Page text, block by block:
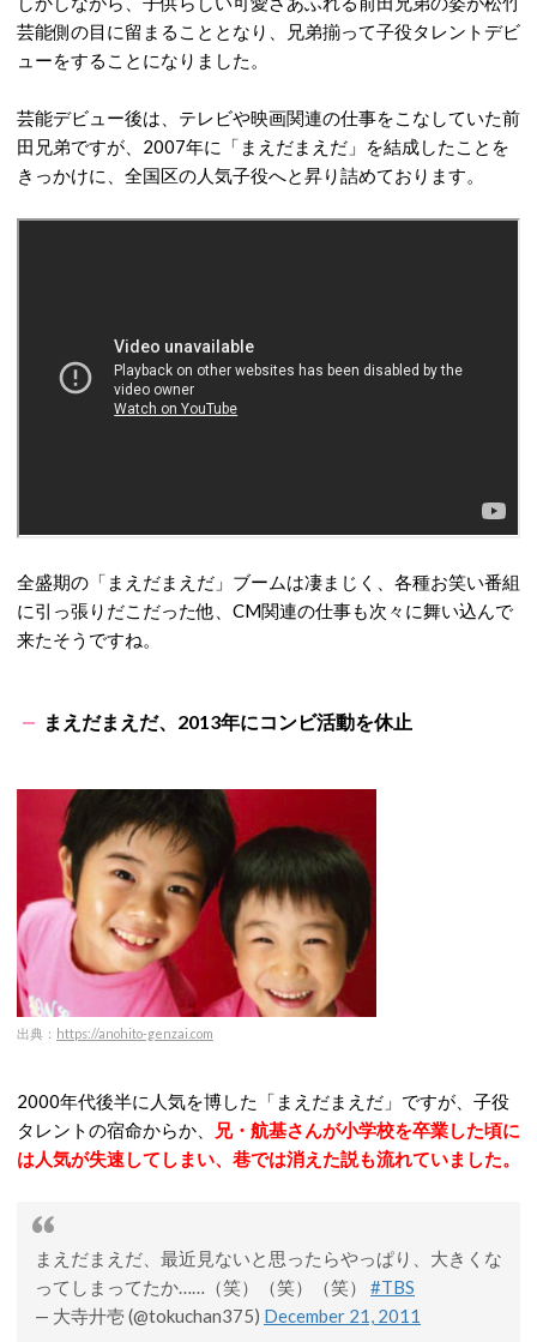
芸能側の目に留まることとなり、兄弟揃って子役タレントデビ
ューをすることになりました。
芸能デビュー後は、テレビや映画関連の仕事をこなしていた前
田兄弟ですが、2007年に「まえだまえだ」を結成したことを
きっかけに、全国区の人気子役へと昇り詰めております。
全盛期の「まえだまえだ」ブームは凄まじく、各種お笑い番組
に引っ張りだこだった他、CM関連の仕事も次々に舞い込んで
来たそうですね。
まえだまえだ、2013年にコンビ活動を休止
出典： https://anohito-genzai.com
2000年代後半に人気を博した「まえだまえだ」ですが、子役
タレントの宿命からか、
兄・航基さんが小学校を卒業した頃に
は人気が失速してしまい、巷では消えた説も流れていました。
まえだまえだ、最近見ないと思ったらやっぱり、大きくな
ってしまってたか……（笑）（笑）（笑） #TBS
— 大寺廾壱 (@tokuchan375) December 21, 2011